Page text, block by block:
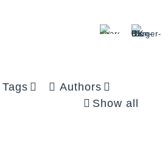
Tags
Authors
Show all